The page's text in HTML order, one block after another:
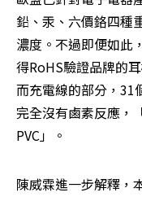
鉛、汞、六價鉻四種
濃度。不過即便如此
得RoHS驗證品牌的
而充電線的部分，31
完全沒有鹵素反應，
PVC」。
陳威霖進一步解釋，